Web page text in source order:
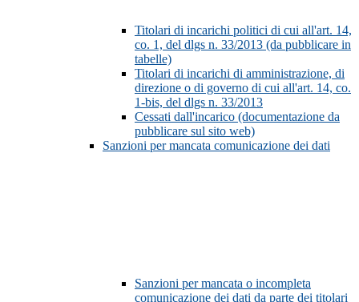
Titolari di incarichi politici di cui all'art. 14,
co. 1, del dlgs n. 33/2013 (da pubblicare in
tabelle)
Titolari di incarichi di amministrazione, di
direzione o di governo di cui all'art. 14, co.
1-bis, del dlgs n. 33/2013
Cessati dall'incarico (documentazione da
pubblicare sul sito web)
Sanzioni per mancata comunicazione dei dati
Sanzioni per mancata o incompleta
comunicazione dei dati da parte dei titolari